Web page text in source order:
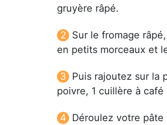
gruyère râpé.
Sur le fromage
en petits morceaux et
Puis rajoutez sur la
poivre, 1 cuillère à
Déroulez votre